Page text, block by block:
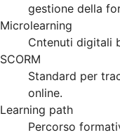
gestione della
Microlearning
Cntenuti digitali
SCORM
Standard per
online.
Learning path
Percorso